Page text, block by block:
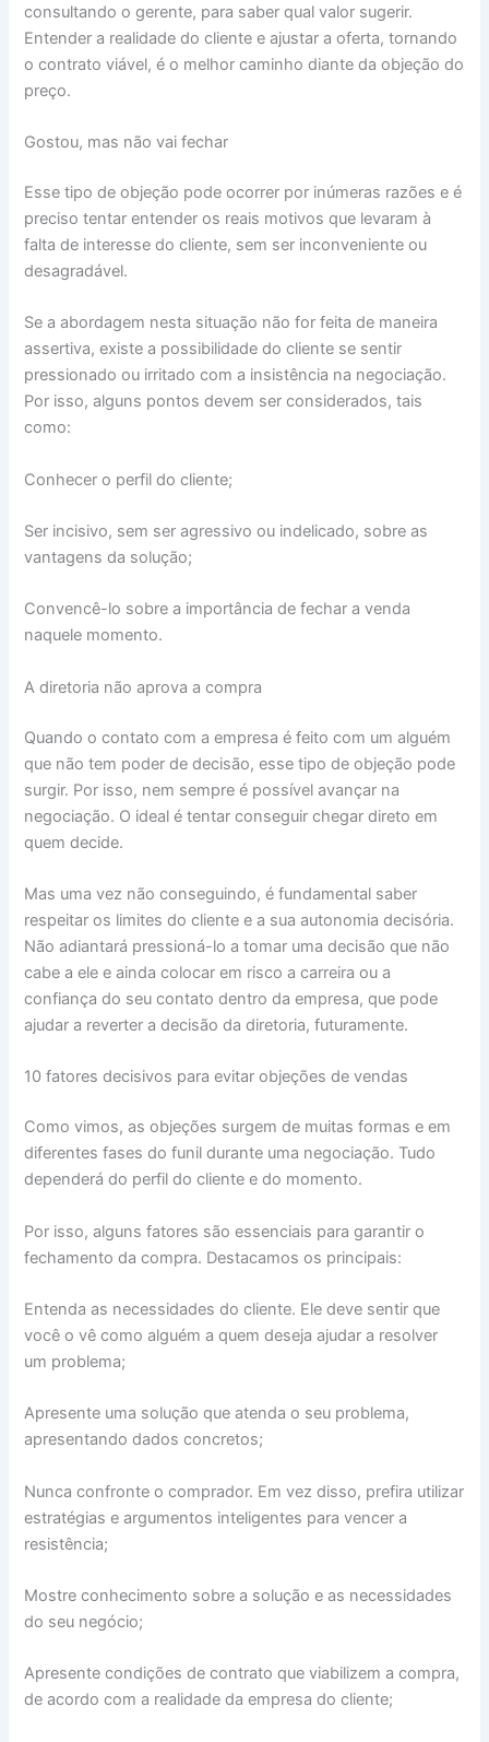
consultando o gerente, para saber qual valor sugerir.
Entender a realidade do cliente e ajustar a oferta, tornando
o contrato viável, é o melhor caminho diante da objeção do
preço.
Gostou, mas não vai fechar
Esse tipo de objeção pode ocorrer por inúmeras razões e é
preciso tentar entender os reais motivos que levaram à
falta de interesse do cliente, sem ser inconveniente ou
desagradável.
Se a abordagem nesta situação não for feita de maneira
assertiva, existe a possibilidade do cliente se sentir
pressionado ou irritado com a insistência na negociação.
Por isso, alguns pontos devem ser considerados, tais
como:
Conhecer o perfil do cliente;
Ser incisivo, sem ser agressivo ou indelicado, sobre as
vantagens da solução;
Convencê-lo sobre a importância de fechar a venda
naquele momento.
A diretoria não aprova a compra
Quando o contato com a empresa é feito com um alguém
que não tem poder de decisão, esse tipo de objeção pode
surgir. Por isso, nem sempre é possível avançar na
negociação. O ideal é tentar conseguir chegar direto em
quem decide.
Mas uma vez não conseguindo, é fundamental saber
respeitar os limites do cliente e a sua autonomia decisória.
Não adiantará pressioná-lo a tomar uma decisão que não
cabe a ele e ainda colocar em risco a carreira ou a
confiança do seu contato dentro da empresa, que pode
ajudar a reverter a decisão da diretoria, futuramente.
10 fatores decisivos para evitar objeções de vendas
Como vimos, as objeções surgem de muitas formas e em
diferentes fases do funil durante uma negociação. Tudo
dependerá do perfil do cliente e do momento.
Por isso, alguns fatores são essenciais para garantir o
fechamento da compra. Destacamos os principais:
Entenda as necessidades do cliente. Ele deve sentir que
você o vê como alguém a quem deseja ajudar a resolver
um problema;
Apresente uma solução que atenda o seu problema,
apresentando dados concretos;
Nunca confronte o comprador. Em vez disso, prefira utilizar
estratégias e argumentos inteligentes para vencer a
resistência;
Mostre conhecimento sobre a solução e as necessidades
do seu negócio;
Apresente condições de contrato que viabilizem a compra,
de acordo com a realidade da empresa do cliente;